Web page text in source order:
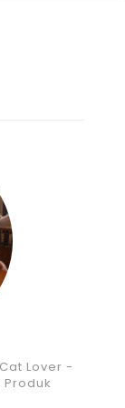
Lover -